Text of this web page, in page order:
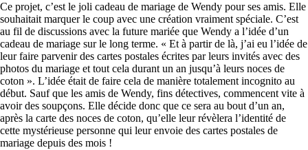
Ce projet, c’est le joli cadeau de mariage de Wendy pour ses amis. Elle
souhaitait marquer le coup avec une création vraiment spéciale. C’est
au fil de discussions avec la future mariée que Wendy a l’idée d’un
cadeau de mariage sur le long terme. « Et à partir de là, j’ai eu l’idée de
leur faire parvenir des cartes postales écrites par leurs invités avec des
photos du mariage et tout cela durant un an jusqu’à leurs noces de
coton ». L’idée était de faire cela de manière totalement incognito au
début. Sauf que les amis de Wendy, fins détectives, commencent vite à
avoir des soupçons. Elle décide donc que ce sera au bout d’un an,
après la carte des noces de coton, qu’elle leur révèlera l’identité de
cette mystérieuse personne qui leur envoie des cartes postales de
mariage depuis des mois !